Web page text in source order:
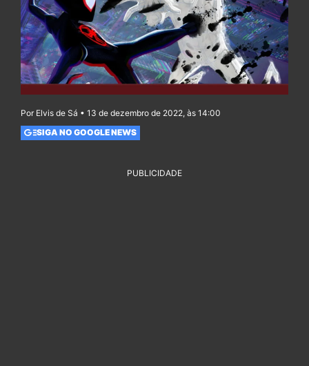
Por Elvis de Sá • 13 de dezembro de 2022, às 14:00
SIGA NO GOOGLE NEWS
PUBLICIDADE